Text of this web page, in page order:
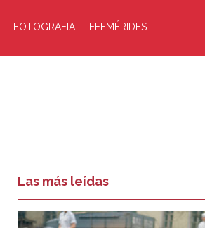
FOTOGRAFIA EFEMÉRIDES
Las más leídas